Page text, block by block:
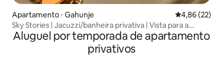
Apartamento ⋅ Gahunje 4,86 de uma
4,86 (22)
Sky Stories | Jacuzzi/banheira privativa | Vista para a
montanha
Aluguel por temporada de apartamento
privativos